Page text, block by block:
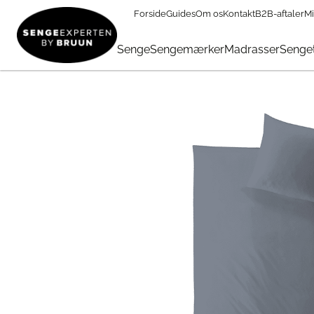
ForsideGuidesOm osKontaktB2B-aftaler
SengeSengemærkerMadrasser
FØDSELSDAG → Sengetøj & Lagner I Tilbud →